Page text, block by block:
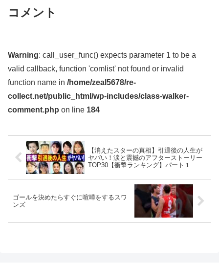
コメント
Warning: call_user_func() expects parameter 1 to be a
valid callback, function 'comlist' not found or invalid
function name in /home/zeal5678/re-
collect.net/public_html/wp-includes/class-walker-
comment.php on line 184
【消えたスターの真相】引退後の人生が
ヤバい！涙と震撼のアフターストーリー
TOP30【衝撃ランキング】パート１
ゴールを決めたらすぐに喧嘩をするスワ
ンズ